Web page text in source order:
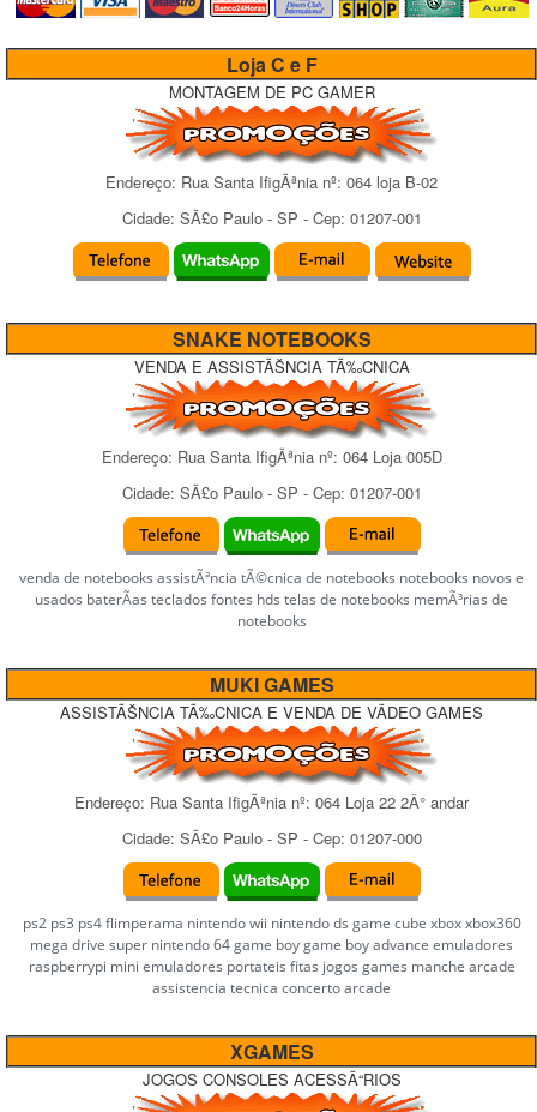
Loja C e F
MONTAGEM DE PC GAMER
Endereço: Rua Santa IfigÃªnia nº: 064 loja B-02
Cidade: SÃ£o Paulo- SP - Cep: 01207-001
SNAKE NOTEBOOKS
VENDA E ASSISTÃŠNCIA TÃ‰CNICA
Endereço: Rua Santa IfigÃªnianº: 064 Loja 005D
Cidade: SÃ£o Paulo- SP - Cep: 01207-001
venda de notebooks assistÃªncia tÃ©cnica de notebooks notebooks novos e
usados baterÃ­as teclados fontes hds telas de notebooks memÃ³rias de
notebooks
MUKI GAMES
ASSISTÃŠNCIA TÃ‰CNICA E VENDA DE VÃDEO GAMES
Endereço: Rua Santa IfigÃªnia nº: 064 Loja 22 2Â° andar
Cidade: SÃ£o Paulo- SP - Cep: 01207-000
ps2 ps3 ps4 flimperama nintendo wii nintendo ds game cube xbox xbox360
mega drive super nintendo 64 game boy game boy advance emuladores
raspberrypi mini emuladores portateis fitas jogos games manche arcade
assistencia tecnica concerto arcade
XGAMES
JOGOS CONSOLES ACESSÃ“RIOS